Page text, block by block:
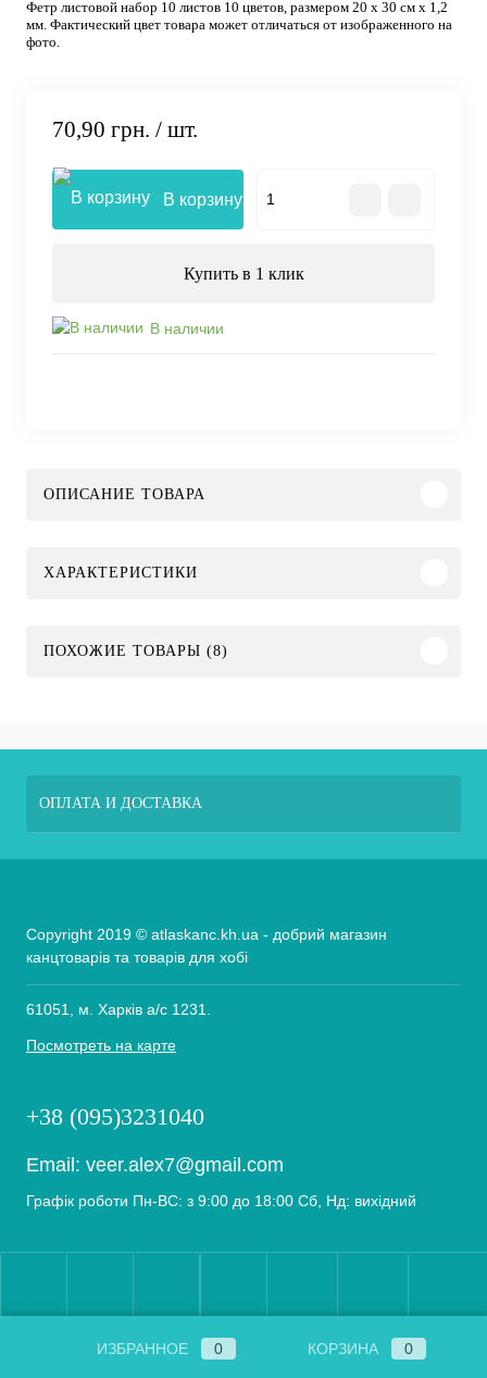
Фетр листовой набор 10 листов 10 цветов, размером 20 х 30 см х 1,2
мм. Фактический цвет товара может отличаться от изображенного на
фото.
70,90 грн. / шт.
В корзину
Купить в 1 клик
В наличии
ОПИСАНИЕ ТОВАРА
ХАРАКТЕРИСТИКИ
ПОХОЖИЕ ТОВАРЫ (8)
ОПЛАТА И ДОСТАВКА
Copyright 2019 © atlaskanc.kh.ua - добрий магазин
канцтоварів та товарів для хобі
61051, м. Харків а/с 1231.
Посмотреть на карте
+38 (095)3231040
Email: veer.alex7@gmail.com
Графік роботи Пн-ВС: з 9:00 до 18:00 Сб, Нд: вихідний
ИЗБРАННОЕ 0 КОРЗИНА 0